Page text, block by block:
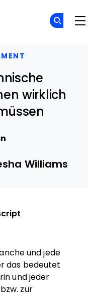
wirklich
Email
Pinterest
on Twitter
on
Williams
und jede
das bedeutet
und jeder
zur